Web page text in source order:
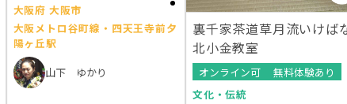
大阪府 大阪市
大阪メトロ谷町線・四天王寺前夕
陽ヶ丘駅
山下 ゆかり
裏千家茶道草月流いけば
北小金教室
オンライン可
無料体験あり
文化・伝統